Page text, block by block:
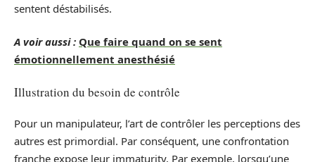
sentent déstabilisés.
A voir aussi : Que faire quand on se sent
émotionnellement anesthésié
Illustration du besoin de contrôle
Pour un manipulateur, l’art de contrôler les perceptions des
autres est primordial. Par conséquent, une confrontation
franche expose leur immaturity. Par exemple, lorsqu’une